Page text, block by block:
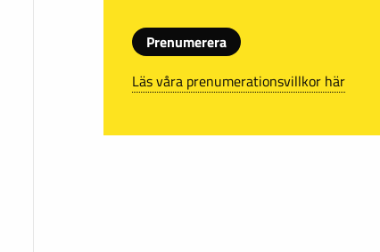
Prenumerera
Läs våra prenumerationsvillkor här